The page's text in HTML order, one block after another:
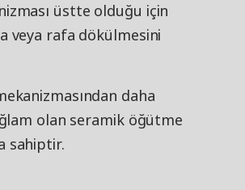
üstte olduğu için
veya rafa dökülmesini
daha
olan seramik öğütme
sahiptir.